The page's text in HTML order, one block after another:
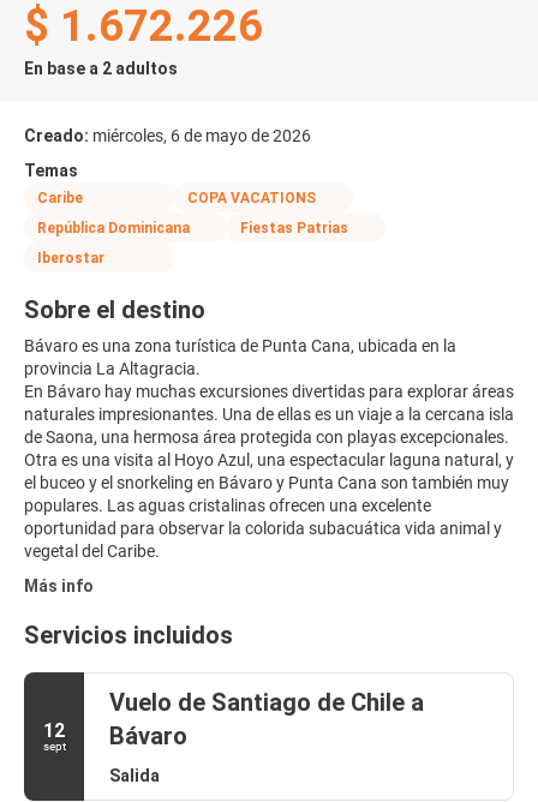
$ 1.672.226
En base a 2 adultos
Creado: miércoles, 6 de mayo de 2026
Temas
Caribe
COPA VACATIONS
República Dominicana
Fiestas Patrias
Iberostar
Sobre el destino
Bávaro es una zona turística de Punta Cana, ubicada en la
provincia La Altagracia.
En Bávaro hay muchas excursiones divertidas para explorar áreas
naturales impresionantes. Una de ellas es un viaje a la cercana isla
de Saona, una hermosa área protegida con playas excepcionales.
Otra es una visita al Hoyo Azul, una espectacular laguna natural, y
el buceo y el snorkeling en Bávaro y Punta Cana son también muy
populares. Las aguas cristalinas ofrecen una excelente
oportunidad para observar la colorida subacuática vida animal y
vegetal del Caribe.
Más info
Servicios incluidos
12
sept
Vuelo de Santiago de Chile a
Bávaro
Salida